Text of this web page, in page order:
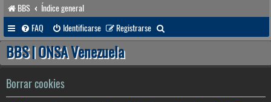
BBS
Índice general
FAQ
Identificarse Registrarse
u
a
BBS | ONSA Venezuela
Borrar cookies